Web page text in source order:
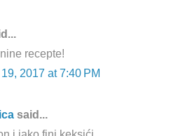
recepte!
2017 at 7:40 PM
said...